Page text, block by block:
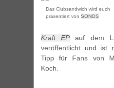
Das Clubsandwich wird euch
präsentiert von SONOS
Kraft EPauf dem
veröffentlicht und ist
Tipp für Fans von
Koch.